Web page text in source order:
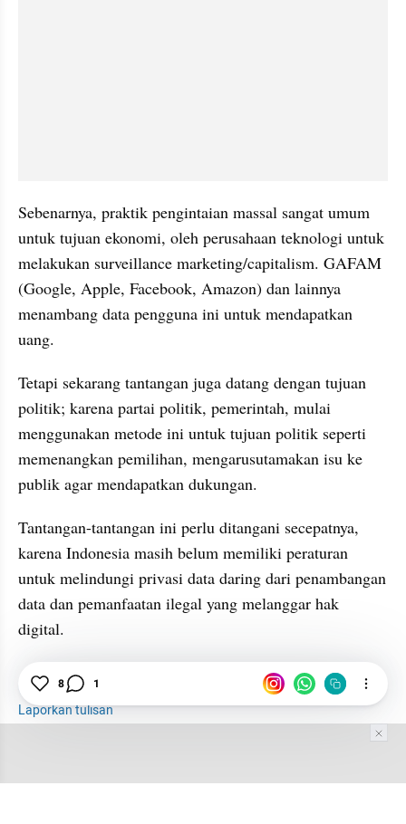
Sebenarnya, praktik pengintaian massal sangat umum
untuk tujuan ekonomi, oleh perusahaan teknologi untuk
melakukan surveillance marketing/capitalism. GAFAM
(Google, Apple, Facebook, Amazon) dan lainnya
menambang data pengguna ini untuk mendapatkan
uang.
Tetapi sekarang tantangan juga datang dengan tujuan
politik; karena partai politik, pemerintah, mulai
menggunakan metode ini untuk tujuan politik seperti
memenangkan pemilihan, mengarusutamakan isu ke
publik agar mendapatkan dukungan.
Tantangan-tantangan ini perlu ditangani secepatnya,
karena Indonesia masih belum memiliki peraturan
untuk melindungi privasi data daring dari penambangan
data dan pemanfaatan ilegal yang melanggar hak
digital.
News
Personal
Laporkan tulisan
8 1